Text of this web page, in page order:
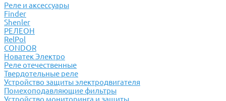
Реле и аксессуары
Finder
Shenler
РЕЛЕОН
RelPol
CONDOR
Новатек Электро
Реле отечественные
Твердотельные реле
Устройство защиты электродвигателя
Помехоподавляющие фильтры
Устройство мониторинга и защиты